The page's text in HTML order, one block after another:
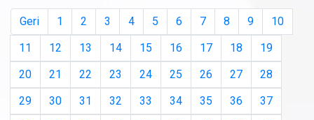
Geri 1 2 3 4 5 6 7 8 9
10
11
12 13 14 15 16 17 18
19
20
21 22 23 24 25 26 27
28
29
30 31 32 33 34 35 36
37